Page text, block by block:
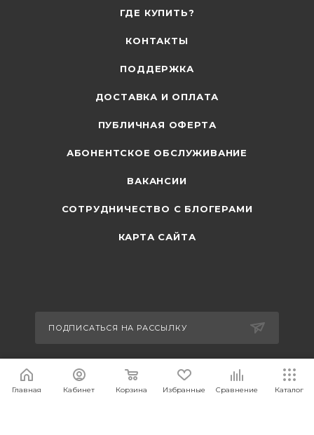
ГДЕ КУПИТЬ?
КОНТАКТЫ
ПОДДЕРЖКА
ДОСТАВКА И ОПЛАТА
ПУБЛИЧНАЯ ОФЕРТА
АБОНЕНТСКОЕ ОБСЛУЖИВАНИЕ
ВАКАНСИИ
СОТРУДНИЧЕСТВО С БЛОГЕРАМИ
КАРТА САЙТА
ПОДПИСАТЬСЯ НА РАССЫЛКУ
+7 495 374-63-44
Главная Кабинет Корзина Избранные Сравнение Каталог